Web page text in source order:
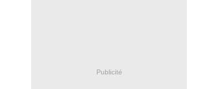
Publicité